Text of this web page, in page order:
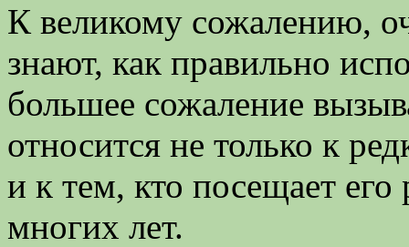
К великому сожалению,
знают, как правильно
большее сожаление
относится не только к
и к тем, кто посещает
многих лет.